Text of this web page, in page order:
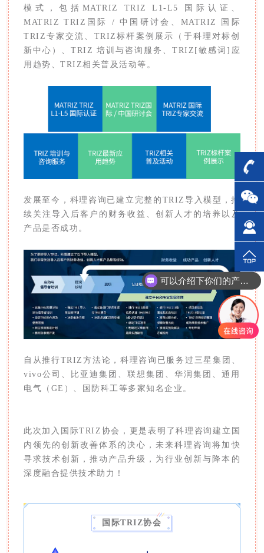
模式，包括MATRIZ TRIZ L1-L5 国际认证、
MATRIZ TRIZ国际 / 中国研讨会、MATRIZ 国际
TRIZ专家交流、TRIZ标杆案例展示（于科理对标创
新中心）、TRIZ 培训与咨询服务、TRIZ[敏感词]应
用趋势、TRIZ相关普及活动等。
发展至今，科理咨询已建立完整的TRIZ导入模型，持
续关注导入后客户的财务收益、创新人才的培养以及
产品是否成功。
自从推行TRIZ方法论，科理咨询已服务过三星集团、
vivo公司、比亚迪集团、联想集团、华润集团、通用
电气（GE）、国防科工等多家知名企业。
此次加入国际TRIZ协会，
更是表明了科理咨询建立国
内领先的创新改善体系的决心，未来科理咨询将加快
寻求技术创新，推动产品升级，为行业创新与降本的
深度融合提供技术助力！
国际TRIZ协会
可以介绍下你们的产品么？
你们是怎么收费的呢？